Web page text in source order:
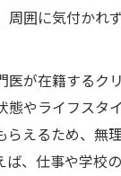
周囲に気付かれ
医が在籍するク
態やライフスタ
らえるため、無
ば、仕事や学校